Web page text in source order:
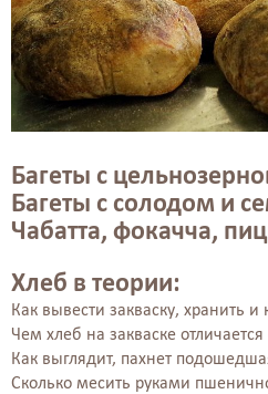
Багеты с
Багеты с солодом и
Чабатта, фокачча,
Хлеб в теории:
Как вывести закваску, хранить и
Чем хлеб на закваске
Как выглядит, пахнет
Сколько месить руками